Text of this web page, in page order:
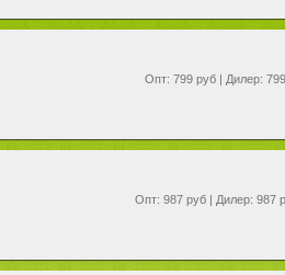
Опт: 799 руб | Дилер:
Опт: 987 руб | Дилер: 987